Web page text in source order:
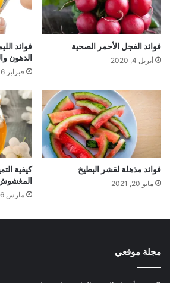
فوائد الفجل الأحمر الصحية
أبريل 4, 2020
فوائد
الدهون
فبراير 16, 2023
فوائد مذهلة لقشر البطيخ
مايو 20, 2021
كيفية
مارس 16, 2023
مجلة موقعي